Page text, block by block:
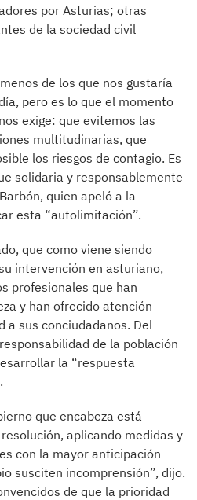
por Asturias; otras
de la sociedad civil
de los que nos gustaría
pero es lo que el momento
exige: que evitemos las
multitudinarias, que
los riesgos de contagio. Es
solidaria y responsablemente
quien apeló a la
esta “autolimitación”.
que como viene siendo
intervención en asturiano,
profesionales que han
y han ofrecido atención
a sus conciudadanos. Del
de la población
la “respuesta
que encabeza está
aplicando medidas y
con la mayor anticipación
susciten incomprensión”, dijo.
de que la prioridad